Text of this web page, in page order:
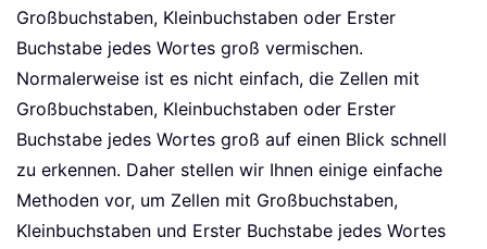
Großbuchstaben, Kleinbuchstaben oder Erster
Buchstabe jedes Wortes groß vermischen.
Normalerweise ist es nicht einfach, die Zellen mit
Großbuchstaben, Kleinbuchstaben oder Erster
Buchstabe jedes Wortes groß auf einen Blick schnell
zu erkennen. Daher stellen wir Ihnen einige einfache
Methoden vor, um Zellen mit Großbuchstaben,
Kleinbuchstaben und Erster Buchstabe jedes Wortes